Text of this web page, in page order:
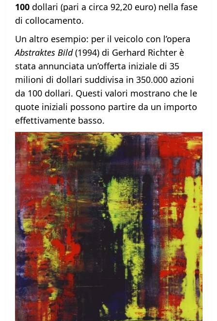
100dollari (pari a circa 92,20 euro) nella fase
di collocamento.
Un altro esempio: per il veicolo con l’opera
Abstraktes Bild(1994) di Gerhard Richter è
stata annunciata un’offerta iniziale di 35
milioni di dollari suddivisa in 350.000 azioni
da 100 dollari. Questi valori mostrano che le
quote iniziali possono partire da un importo
effettivamente basso.